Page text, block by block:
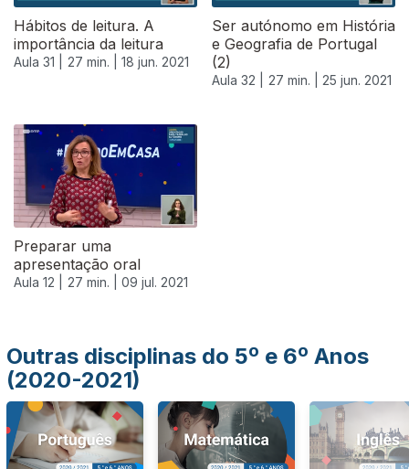
Hábitos de leitura. A
importância da leitura
Aula 31 | 27 min. | 18 jun. 2021
Ser autónomo em História
e Geografia de Portugal
(2)
Aula 32 | 27 min. | 25 jun. 2021
Preparar uma
apresentação oral
Aula 12 | 27 min. | 09 jul. 2021
556631
Outras disciplinas do 5º e 6º Anos
(2020-2021)